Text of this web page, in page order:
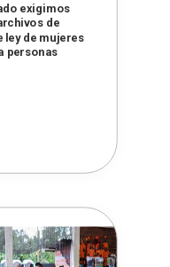
exigimos
de
ley de mujeres
personas